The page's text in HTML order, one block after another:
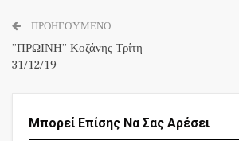
ΠΡΟΗΓΟΎΜΕΝΟ
”ΠΡΩΙΝΗ” Κοζάνης Τρίτη
31/12/19
Μπορεί Επίσης Να Σας Αρέσει